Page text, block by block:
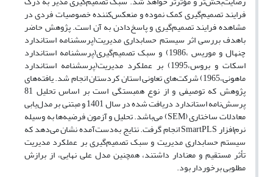
فرایند تصمیم‌گیری کمک نموده و منعکس‌کننده خصوصیات فردی در
مشاهده فرایند تصمیم‌گیری و پاسخ‌دادن به آن است. پژوهش حاضر
باهدف بررسی اثر سیستم حسابداری مدیریت(پرسشنامه استاندارد
چنهال و موریس ،1986) و سبک تصمیم‌گیری(پرسشنامه استاندارد
اسکات و بروس،1995) بر عملکرد مدیریت(پرسشنامه استاندارد
ماهونی،1965) شرکت‌های تعاونی استان کردستان انجام شد. یافته‌های
پژوهش که توصیفی و از نوع همبستگی است بر اساس تحلیل 81
پرسش‌نامه استاندارد دریافت شده در سال 1401 و مبتنی بر مدل‌یابی
معادلات ساختاری (SEM) می‌باشد. تحلیل و آزمون فرضیه‌ها به ‌وسیله
نرم‌افزار SmartPLS انجام گرفت. نتایج به‌دست‌آمده نشان می‌دهد که
سیستم حسابداری مدیریت و سبک تصمیم‌گیری بر عملکرد مدیریت
تأثر مستقیم و معنادار داشتند، همچنین مدل علی نهایی، از برازش
مطلوبی برخوردار بود.